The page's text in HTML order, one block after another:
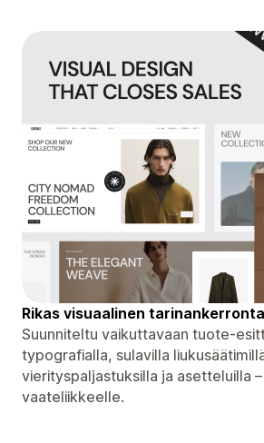
Rikas visuaalinen tarinankerronta
Suunniteltu vaikuttavaan tuote-
typografialla, sulavilla
vierityspaljastuksilla ja asetteluilla
vaateliikkeelle.